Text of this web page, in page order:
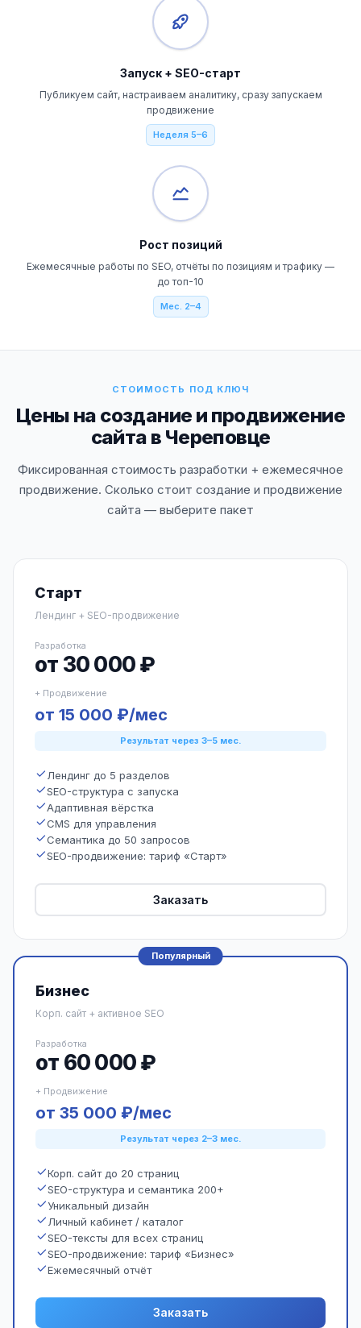
Запуск + SEO-старт
Публикуем сайт, настраиваем аналитику, сразу запускаем
продвижение
Неделя 5–6
Рост позиций
Ежемесячные работы по SEO, отчёты по позициям и трафику —
до топ-10
Мес. 2–4
СТОИМОСТЬ ПОД КЛЮЧ
Цены на создание и продвижение
сайта в Череповце
Фиксированная стоимость разработки + ежемесячное
продвижение. Сколько стоит создание и продвижение
сайта — выберите пакет
Старт
Лендинг + SEO-продвижение
Разработка
от 30 000 ₽
+ Продвижение
от 15 000 ₽/мес
Результат через 3–5 мес.
Лендинг до 5 разделов
SEO-структура с запуска
Адаптивная вёрстка
CMS для управления
Семантика до 50 запросов
SEO-продвижение: тариф «Старт»
Заказать
Популярный
Бизнес
Корп. сайт + активное SEO
Разработка
от 60 000 ₽
+ Продвижение
от 35 000 ₽/мес
Результат через 2–3 мес.
Корп. сайт до 20 страниц
SEO-структура и семантика 200+
Уникальный дизайн
Личный кабинет / каталог
SEO-тексты для всех страниц
SEO-продвижение: тариф «Бизнес»
Ежемесячный отчёт
Заказать